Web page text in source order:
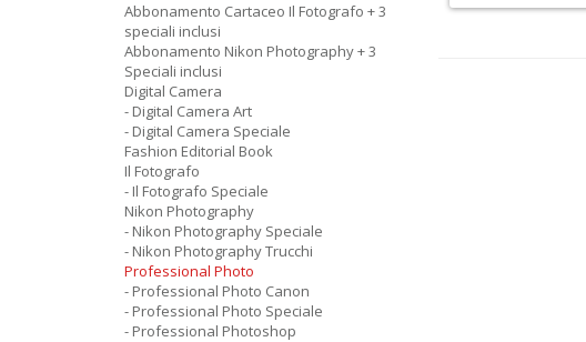
Abbonamento Cartaceo Il Fotografo + 3
speciali inclusi
Abbonamento Nikon Photography + 3
Speciali inclusi
Digital Camera
- Digital Camera Art
- Digital Camera Speciale
Fashion Editorial Book
Il Fotografo
- Il Fotografo Speciale
Nikon Photography
- Nikon Photography Speciale
- Nikon Photography Trucchi
Professional Photo
- Professional Photo Canon
- Professional Photo Speciale
- Professional Photoshop